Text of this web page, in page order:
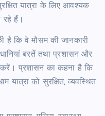
यात्रा के लिए आवश्यक
रहे हैं।
है कि वे मौसम की जानकारी
बरतें तथा प्रशासन और
करें। प्रशासन का कहना है कि
यात्रा को सुरक्षित, व्यवस्थित